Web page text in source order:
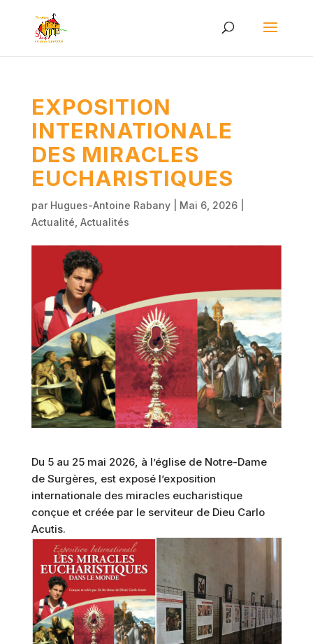
EXPOSITION
INTERNATIONALE
DES MIRACLES
EUCHARISTIQUES
par Hugues-Antoine Rabany| Mai 6, 2026|
Actualité Actualités
Du 5 au 25 mai 2026, à l’église de Notre-Dame
de Surgères, est exposé l’exposition
internationale des miracles eucharistique
conçue et créée par le serviteur de Dieu Carlo
Acutis.